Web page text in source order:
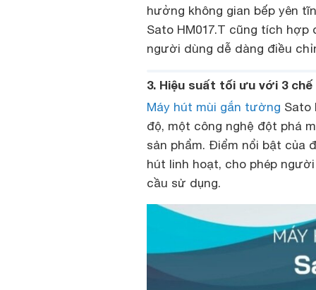
hưởng không gian bếp yên
Sato HM017.T cũng tích
người dùng dễ dàng điều
3. Hiệu suất tối ưu với 3
Máy hút mùi gắn tường Sato
độ, một công nghệ đột phá
sản phẩm. Điểm nổi bật của
hút linh hoạt, cho phép
cầu sử dụng.